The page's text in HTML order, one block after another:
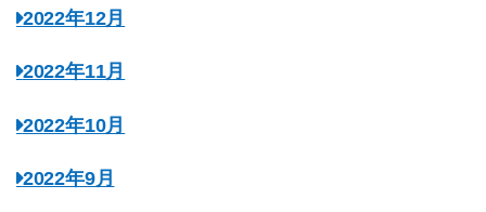
2022年12月
2022年11月
2022年10月
2022年9月